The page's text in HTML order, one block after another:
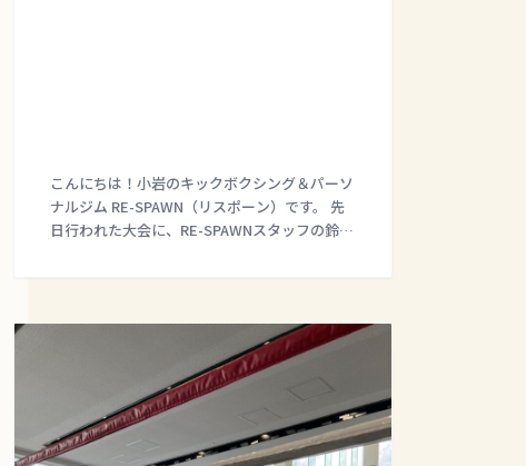
こんにちは！小岩のキックボクシング＆パーソ
ナルジム RE-SPAWN（リスポーン）です。 先
日行われた大会に、RE-SPAWNスタッフの鈴木
様、温かいご声援を誠にありがとうござ […]